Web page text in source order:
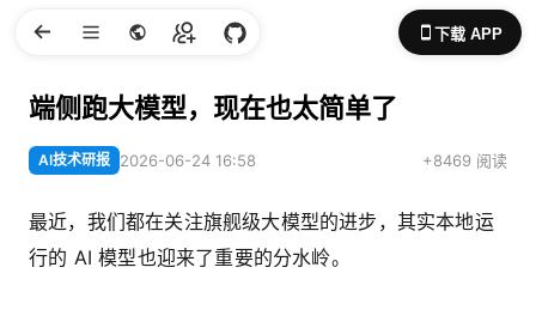
下载 APP
端侧跑大模型，现在也太简单了
AI技术研报 2026-06-24 16:58 +8469 阅读
最近，我们都在关注旗舰级大模型的进步，其实本地运
行的 AI 模型也迎来了重要的分水岭。